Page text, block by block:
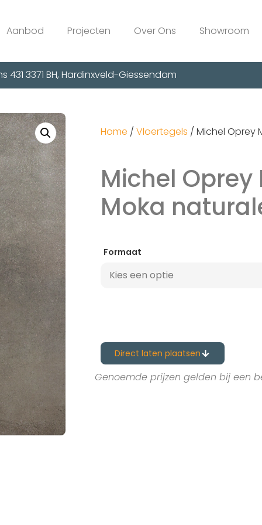
Aanbod Projecten Over Ons Showroom
431 3371 BH, Hardinxveld-Giessendam
Home / Vloertegels / Michel Oprey
Michel Oprey
Moka
Formaat
Direct laten plaatsen
Genoemde prijzen gelden bij een